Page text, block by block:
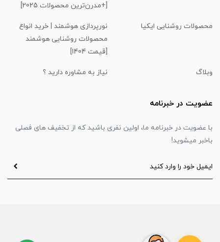
[+مدرن‌ترین محصولات 2025]
محصولات روشنایی ایکیا
نورپردازی هوشمند | خرید انواع
محصولات روشنایی هوشمند
[قیمت 1404]
وبلاگ نیاز به مشاوره دارید ؟
عضویت در خبرنامه
با عضویت در خبرنامه ما، اولین نفری باشید که از تخفیف های فصلی
باخبر میشوید!